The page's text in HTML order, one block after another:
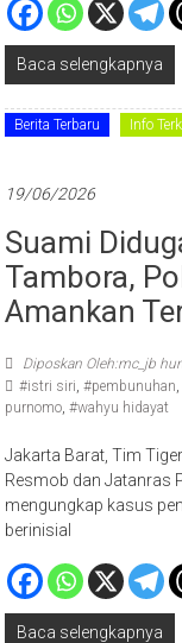
Baca selengkapnya
Berita Terbaru Info
19/06/2026
Suami
Tambora,
Amankan
Diposkan Oleh:mc_jb
#istri siri ,#pembunuhan
purnomo ,#wahyu hidayat
Jakarta Barat, Tim
Resmob dan Jatanras
mengungkap kasus
berinisial
Baca selengkapnya